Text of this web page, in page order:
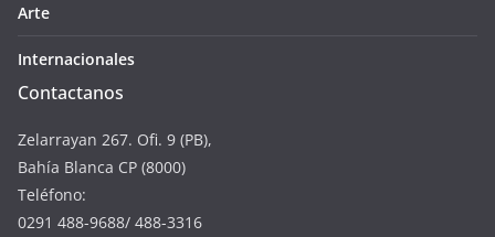
Arte
Internacionales
Contactanos
Zelarrayan 267. Ofi. 9 (PB),
Bahía Blanca CP (8000)
Teléfono:
0291 488-9688/ 488-3316